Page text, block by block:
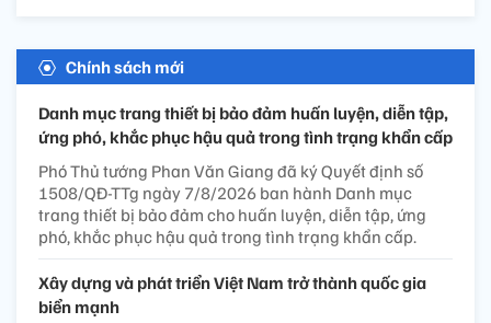
Chính sách mới
Danh mục trang thiết bị bảo đảm huấn luyện, diễn tập,
ứng phó, khắc phục hậu quả trong tình trạng khẩn cấp
Phó Thủ tướng Phan Văn Giang đã ký Quyết định số
1508/QĐ-TTg ngày 7/8/2026 ban hành Danh mục
trang thiết bị bảo đảm cho huấn luyện, diễn tập, ứng
phó, khắc phục hậu quả trong tình trạng khẩn cấp.
Xây dựng và phát triển Việt Nam trở thành quốc gia
biển mạnh